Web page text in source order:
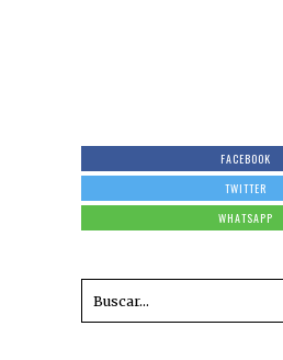
FACEBOOK
TWITTER
WHATSAPP